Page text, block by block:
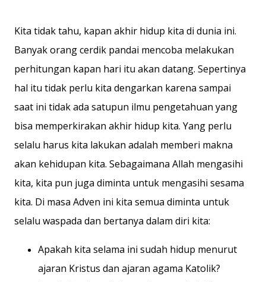
Kita tidak tahu, kapan akhir hidup kita di dunia ini.
Banyak orang cerdik pandai mencoba melakukan
perhitungan kapan hari itu akan datang. Sepertinya
hal itu tidak perlu kita dengarkan karena sampai
saat ini tidak ada satupun ilmu pengetahuan yang
bisa memperkirakan akhir hidup kita. Yang perlu
selalu harus kita lakukan adalah memberi makna
akan kehidupan kita. Sebagaimana Allah mengasihi
kita, kita pun juga diminta untuk mengasihi sesama
kita. Di masa Adven ini kita semua diminta untuk
selalu waspada dan bertanya dalam diri kita:
Apakah kita selama ini sudah hidup menurut
ajaran Kristus dan ajaran agama Katolik?